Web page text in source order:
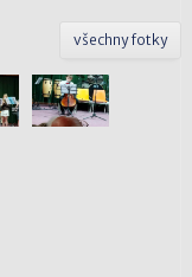
všechny fotky